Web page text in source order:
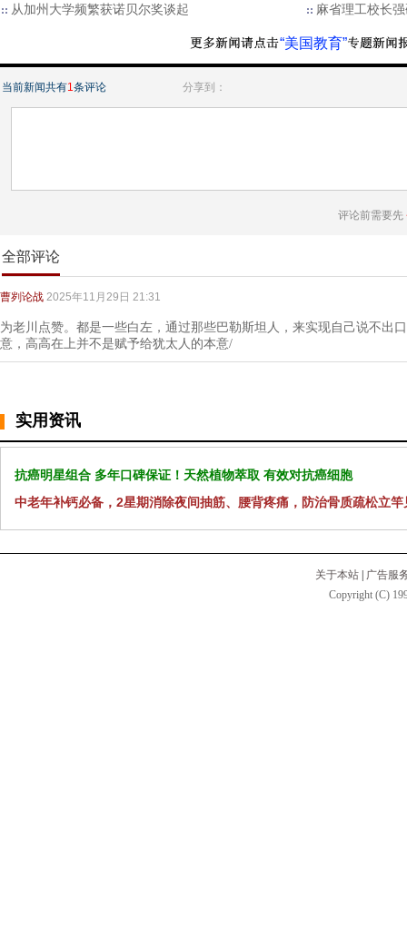
从加州大学频繁获诺贝尔奖谈起
麻省理工校长
“美国教育”
当前新闻共有1条评论 分享到：
评论前需要先
全部评论
曹刿论战 2025年11月29日 21:31
为老川点赞。都是一些白左，通过那些巴勒斯坦人，来实现自己说不出
意，高高在上并不是赋予给犹太人的本意/
实用资讯
抗癌明星组合 多年口碑保证！天然植物萃取 有效对抗癌细胞
中老年补钙必备，2星期消除夜间抽筋、腰背疼痛，防治骨质疏松立竿
关于本站
广告服
Copyright (C)